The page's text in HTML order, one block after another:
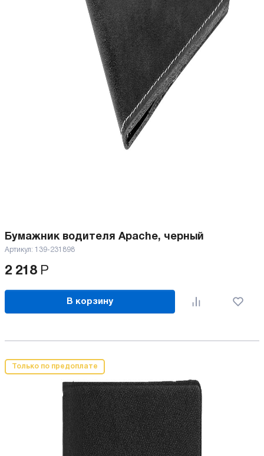
Бумажник водителя Apache, черный
Артикул: 139-231898
2 218 Р
В корзину
Только по предоплате